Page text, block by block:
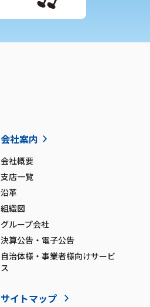
会社案内
会社概要
支店一覧
沿革
組織図
グループ会社
決算公告・電子公告
自治体様・事業者様向けサービ
ス
サイトマップ